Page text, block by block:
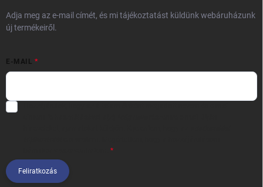
Adja meg az e-mail címét, és mi tájékoztatást küldünk webáruházunk
új termékeiről.
E-MAIL
Feliratkozás